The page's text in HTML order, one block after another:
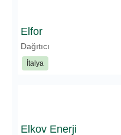
Elfor
Dağıtıcı
İtalya
Elkov Enerji